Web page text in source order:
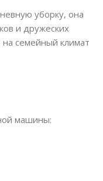
уборку, она
и дружеских
семейный климат
машины: